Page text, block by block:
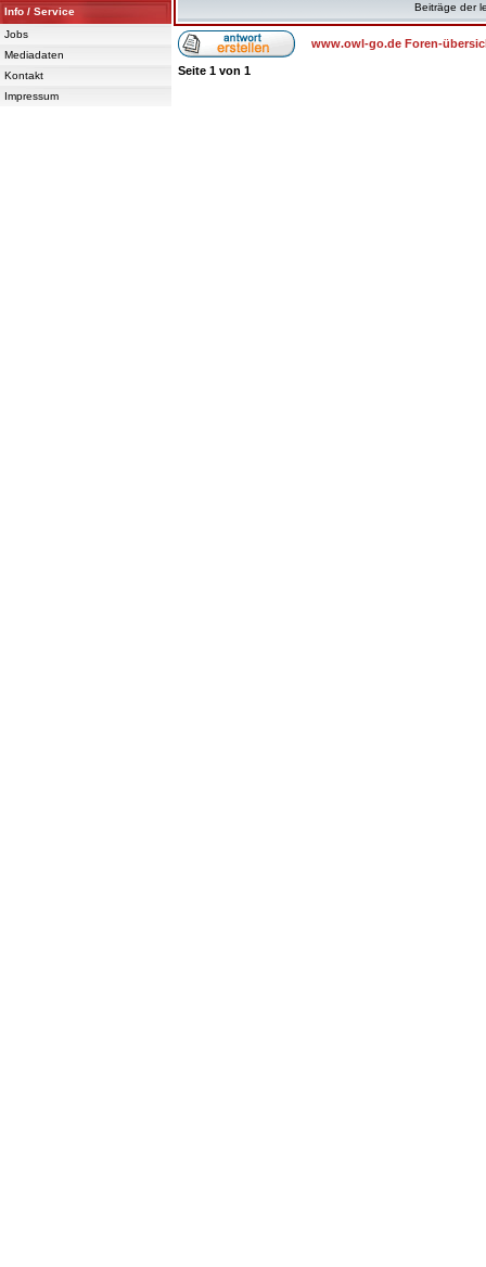
Info / Service
Jobs
Mediadaten
Kontakt
Impressum
Beiträge der
www.owl-go.de Foren-
Seite 1 von 1